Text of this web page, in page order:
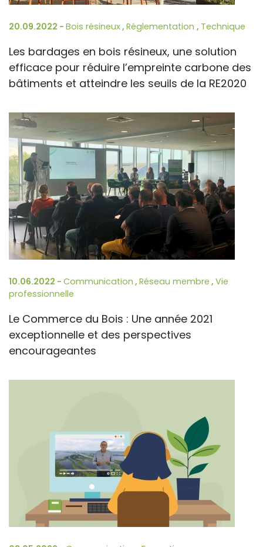
20.09.2022 - Bois résineux, Réglementation , Technique
Les bardages en bois résineux, une solution
efficace pour réduire l’empreinte carbone des
bâtiments et atteindre les seuils de la RE2020
10.06.2022 - Communication , Réseau membre , Vie
professionnelle
Le Commerce du Bois : Une année 2021
exceptionnelle et des perspectives
encourageantes